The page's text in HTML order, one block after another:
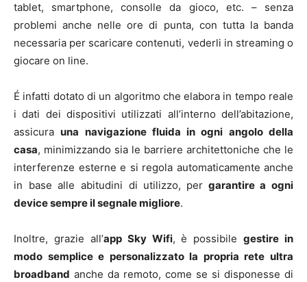
tablet, smartphone, consolle da gioco, etc. – senza
problemi anche nelle ore di punta, con tutta la banda
necessaria per scaricare contenuti, vederli in streaming o
giocare on line.
É infatti dotato di un algoritmo che elabora in tempo reale
i dati dei dispositivi utilizzati all’interno dell’abitazione,
assicurauna navigazione fluida in ogni angolo della
casa, minimizzando sia le barriere architettoniche che le
interferenze esterne e si regola automaticamente anche
in base alle abitudini di utilizzo, per garantire a ogni
device sempre il segnale migliore.
Inoltre, grazie all’app Sky Wifi, è possibilegestire in
modo semplice e personalizzato la propria rete ultra
broadband anche da remoto, come se si disponesse di